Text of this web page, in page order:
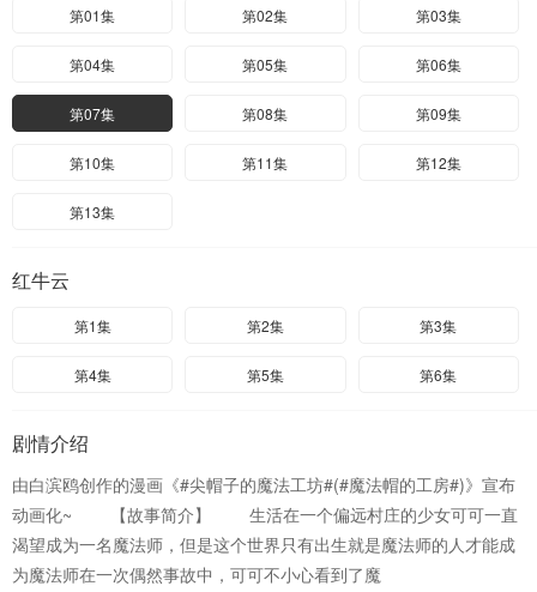
第01集 第02集 第03集
第04集 第05集 第06集
第07集 第08集 第09集
第10集 第11集 第12集
第13集
红牛云
第1集 第2集 第3集
第4集 第5集 第6集
剧情介绍
由白滨鸥创作的漫画《#尖帽子的魔法工坊#(#魔法帽的工房#)》宣布
动画化~ 【故事简介】 生活在一个偏远村庄的少女可可一直
渴望成为一名魔法师，但是这个世界只有出生就是魔法师的人才能成
为魔法师在一次偶然事故中，可可不小心看到了魔